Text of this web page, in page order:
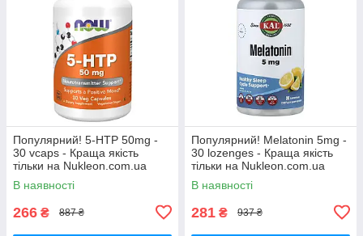
Популярний! 5-HTP 50mg -
30 vcaps - Краща якість
тільки на Nukleon.com.ua
В наявності
266 ₴ 887 ₴
Популярний! Melatonin 5mg -
30 lozenges - Краща якість
тільки на Nukleon.com.ua
В наявності
281 ₴ 937 ₴